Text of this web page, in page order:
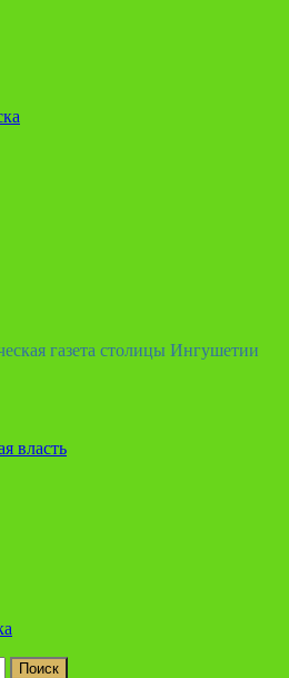
газета столицы Ингушетии
власть